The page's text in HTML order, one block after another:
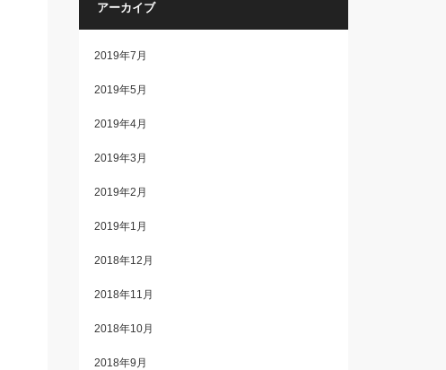
アーカイブ
2019年7月
2019年5月
2019年4月
2019年3月
2019年2月
2019年1月
2018年12月
2018年11月
2018年10月
2018年9月